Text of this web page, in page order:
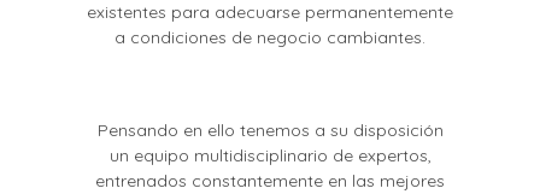
existentes para adecuarse permanentemente
a condiciones de negocio cambiantes.
Pensando en ello tenemos a su disposición
un equipo multidisciplinario de expertos,
entrenados constantemente en las mejores